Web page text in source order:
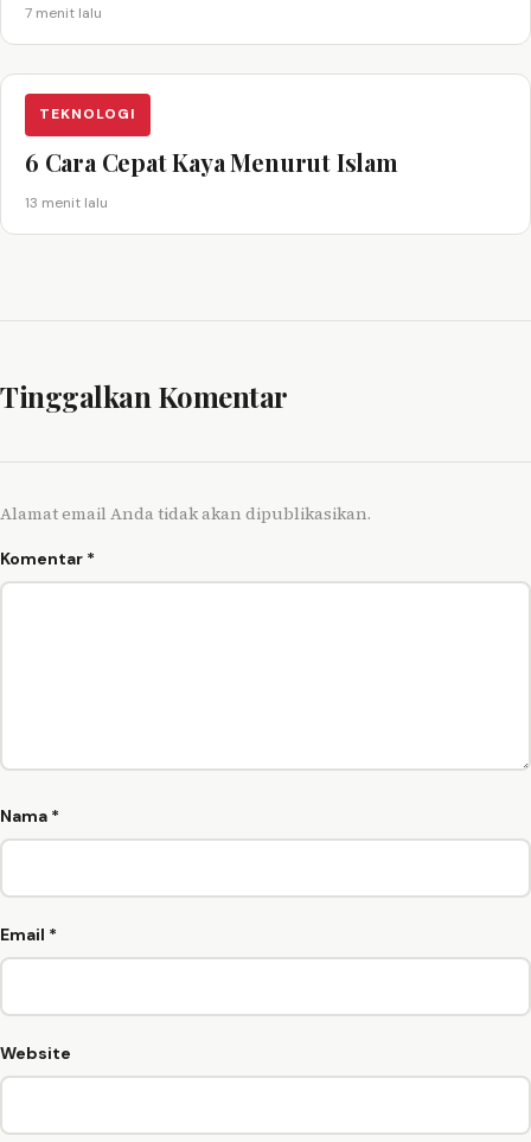
7 menit lalu
TEKNOLOGI
6 Cara Cepat Kaya Menurut Islam
13 menit lalu
Tinggalkan Komentar
Alamat email Anda tidak akan dipublikasikan.
Komentar *
Nama *
Email *
Website